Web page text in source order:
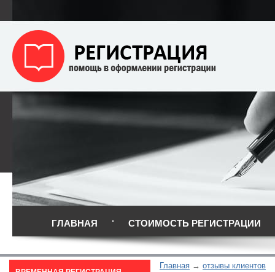
ГЛАВНАЯ СТОИМОСТЬ РЕГИСТРАЦИИ
Главная отзывы клиентов